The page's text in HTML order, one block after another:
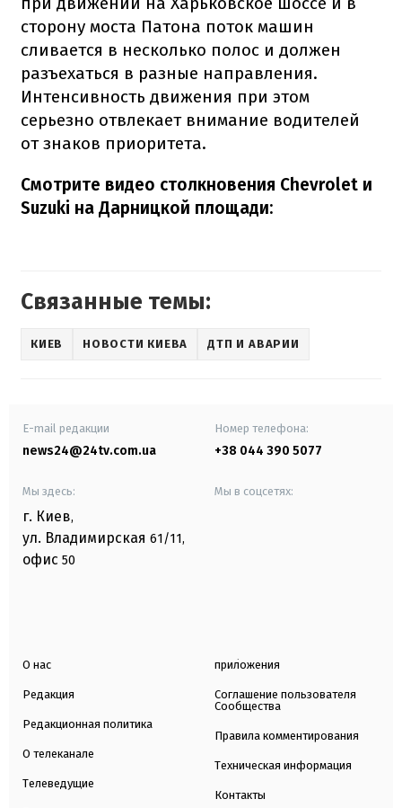
сторону моста Патона поток машин
сливается в несколько полос и должен
разъехаться в разные направления.
Интенсивность движения при этом
серьезно отвлекает внимание водителей
от знаков приоритета.
Смотрите видео столкновения Chevrolet и
Suzuki на Дарницкой площади:
Связанные темы:
КИЕВ НОВОСТИ КИЕВА ДТП И АВАРИИ
E-mail редакции
news24@24tv.com.ua
Номер телефона:
+38 044 390 5077
Мы здесь:
г. Киев,
ул. Владимирская 61/11,
офис 50
Мы в соцсетях:
О нас
Редакция
Редакционная политика
О телеканале
Телеведущие
приложения
Соглашение пользователя
Сообщества
Правила комментирования
Техническая информация
Контакты